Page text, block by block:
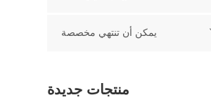
يمكن أن تنتهي مخصصة
منتجات جديدة